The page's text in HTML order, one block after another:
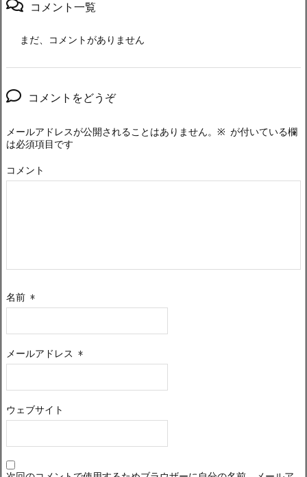
コメント一覧
まだ、コメントがありません
コメントをどうぞ
メールアドレスが公開されることはありません。 ※ が付いている欄
は必須項目です
コメント
名前 *
メールアドレス *
ウェブサイト